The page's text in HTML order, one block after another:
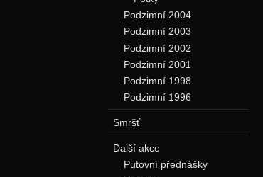
Podzimní 2004
Podzimní 2003
Podzimní 2002
Podzimní 2001
Podzimní 1998
Podzimní 1996
Smršť
Další akce
Putovní přednášky